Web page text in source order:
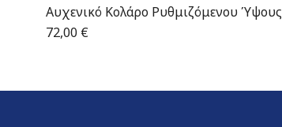
Αυχενικό Κολάρο Ρυθμιζόμενου Ύψους
CORFU | MB.5500 | Wemed
72,00 €